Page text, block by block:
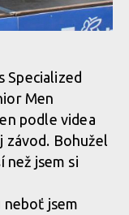
Specialized
Men
podle videa
závod. Bohužel
než jsem si
neboť jsem